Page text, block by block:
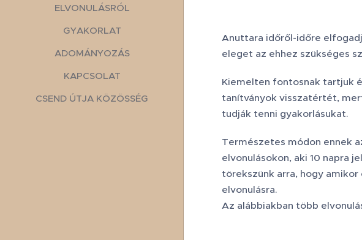
ELVONULÁSRÓL
GYAKORLAT
ADOMÁNYOZÁS
KAPCSOLAT
CSEND ÚTJA KÖZÖSSÉG
Anuttara időről-időre
eleget az ehhez szükséges
Kiemelten fontosnak tartjuk
tanítványok visszatértét,
tudják tenni gyakorlásukat.
Természetes módon ennek
elvonulásokon, aki 10 napra
törekszünk arra, hogy
elvonulásra.
Az alábbiakban több